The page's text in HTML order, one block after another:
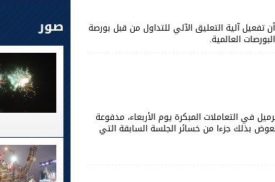
إجتماع، انعقد اليوم الاربعاء 29 جويلية 2026، على أن تفعيل آلية التعليق الآلي للتداول من قبل بورصة
العالمية.
في التعاملات المبكرة يوم الأربعاء، مدفوعة
بذلك جزءا ​من خسائر الجلسة السابقة التي
صور